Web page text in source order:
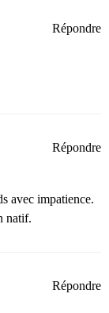
Répondre
avec impatience.
natif.
Répondre
Répondre